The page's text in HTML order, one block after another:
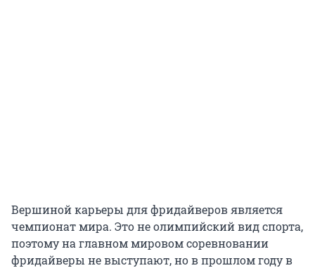
Вершиной карьеры для фридайверов является
чемпионат мира. Это не олимпийский вид спорта,
поэтому на главном мировом соревновании
фридайверы не выступают, но в прошлом году в